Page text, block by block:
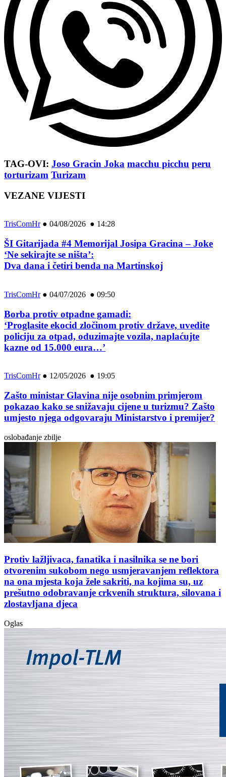
TAG-OVI: Joso Gracin Joka macchu picchu peru
torturizam Turizam
VEZANE VIJESTI
TrisComHr● 04/08/2026 ● 14:28
ŠI Gitarijada #4 Memorijal Josipa Gracina – Joke
‘Ne sekirajte se ništa’:
Dva dana i četiri benda na Martinskoj
TrisComHr● 04/07/2026 ● 09:50
Borba protiv otpadne gamadi:
‘Proglasite ekocid zločinom protiv države, uvedite
policiju za otpad, oduzimajte vozila, naplaćujte
kazne od 15.000 eura…’
TrisComHr● 12/05/2026 ● 19:05
Zašto ministar Glavina nije osobnim primjerom
pokazao kako se snižavaju cijene u turizmu? Zašto
umjesto njega odgovaraju Ministarstvo i premijer?
oslobađanje zbilje
Protiv lažljivaca, fanatika i nasilnika se ne bori
otvorenim sukobom nego usmjeravanjem reflektora
na ona mjesta koja žele sakriti, na kojima su, uz
prešutno odobravanje crkvenih struktura, silovana i
zlostavljana djeca
Oglas